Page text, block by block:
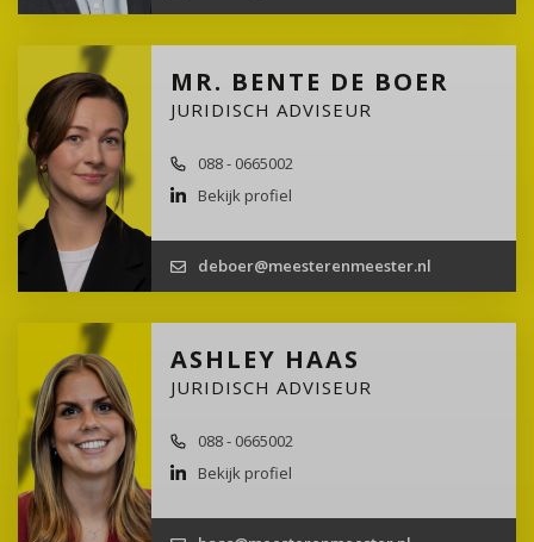
MR. BENTE DE BOER
JURIDISCH ADVISEUR
088 - 0665002
Bekijk profiel
deboer@meesterenmeester.nl
ASHLEY HAAS
JURIDISCH ADVISEUR
088 - 0665002
Bekijk profiel